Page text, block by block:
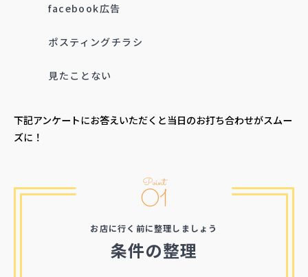
facebook広告
ポスティングチラシ
見たことない
下記アンケートにお答えいただくと当日のお打ち合わせがスムー
ズに！
Point
01
お店に行く前に整理しましょう
条件の整理